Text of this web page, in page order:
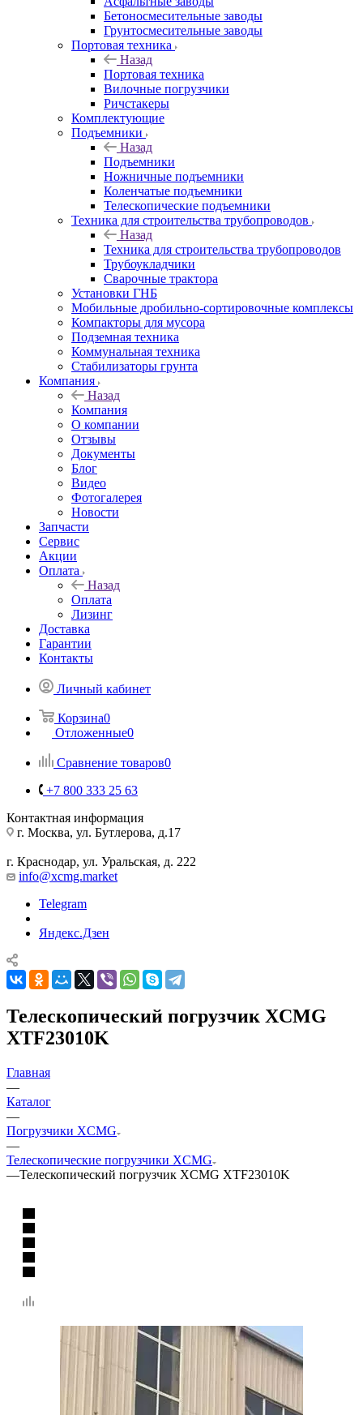
Бетоносмесительные заводы
Грунтосмесительные заводы
Портовая техника
Назад
Портовая техника
Вилочные погрузчики
Ричстакеры
Комплектующие
Подъемники
Назад
Подъемники
Ножничные подъемники
Коленчатые подъемники
Телескопические подъемники
Техника для строительства трубопроводов
Назад
Техника для строительства трубопроводов
Трубоукладчики
Сварочные трактора
Установки ГНБ
Мобильные дробильно-сортировочные комплексы
Компакторы для мусора
Подземная техника
Коммунальная техника
Стабилизаторы грунта
Компания
Назад
Компания
О компании
Отзывы
Документы
Блог
Видео
Фотогалерея
Новости
Запчасти
Сервис
Акции
Оплата
Назад
Оплата
Лизинг
Доставка
Гарантии
Контакты
Личный кабинет
Корзина0
Отложенные0
Сравнение товаров0
+7 800 333 25 63
Контактная информация
г. Москва, ул. Бутлерова, д.17
г. Краснодар, ул. Уральская, д. 222
info@xcmg.market
Telegram
Яндекс.Дзен
Телескопический погрузчик XCMG
XTF23010K
Главная
—
Каталог
—
Погрузчики XCMG
—
Телескопические погрузчики XCMG
—Телескопический погрузчик XCMG XTF23010K